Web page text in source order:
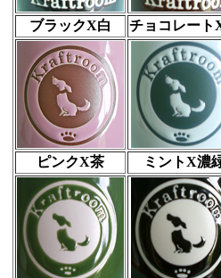
ブラックX白 チョコレート
ピンクX茶 ミントX濃